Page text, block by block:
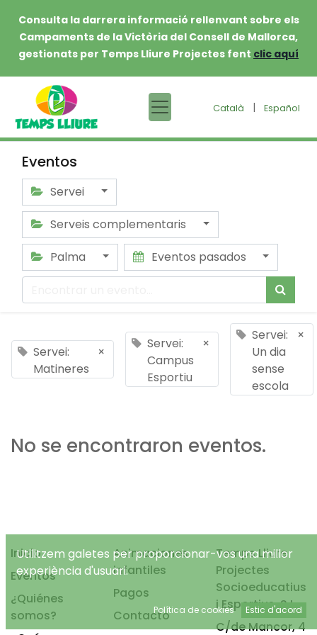
Consulta la darrera informació rellenvant sobre els
Campaments de la Victòria del Consell de Mallorca,
gestionats per Temps Lliure Projectes fent clic aquí
Català | Español
Eventos
Servei
Serveis complementaris
Palma
Eventos pasados
Servei:
Matineres
×
Servei:
Campus
Esportiu
×
Servei:
Un dia
sense
escola
×
No se encontraron eventos.
Inicio
Eventos
¿Quiénes
somos?
Animaciones
infantiles
Pagos
Contacto
Temps Lliure
Projectes
Socioeducatius
i Esportius, S.L.
C/de Mancor, 4
Utilitzem galetes per proporcionar-vos una millor
experiència d'usuari.
Política de cookies Estic d'acord